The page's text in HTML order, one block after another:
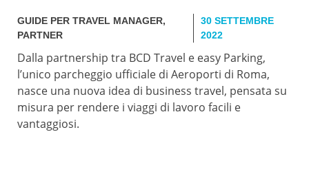
GUIDE PER TRAVEL MANAGER,
PARTNER
30 SETTEMBRE
2022
Dalla partnership tra BCD Travel e easy Parking,
l’unico parcheggio ufficiale di Aeroporti di Roma,
nasce una nuova idea di business travel, pensata su
misura per rendere i viaggi di lavoro facili e
vantaggiosi.